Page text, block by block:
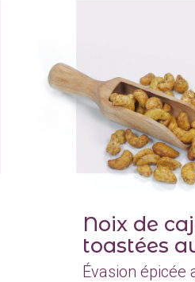
Noix de
toastées
Évasion épicée